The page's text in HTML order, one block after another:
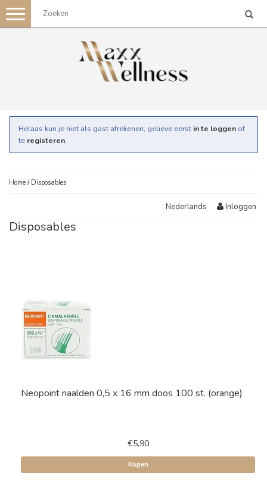
Toggle
navigation
Helaas kun je niet als gast afrekenen, gelieve eerst in te loggen of
te registeren.
Home / Disposables
Nederlands Inloggen
Disposables
Neopoint naalden 0,5 x 16 mm doos 100 st. (orange)
€5,90
Kopen